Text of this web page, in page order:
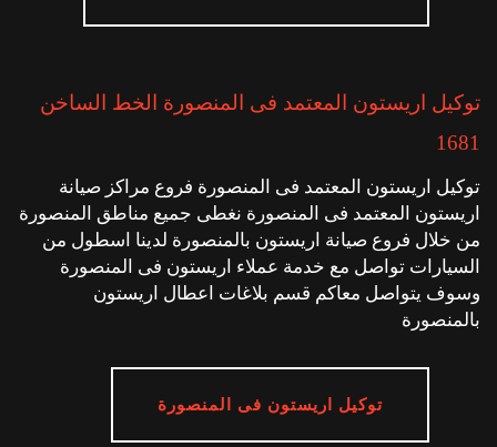
توكيل اريستون المعتمد فى المنصورة الخط الساخن
1681
توكيل اريستون المعتمد فى المنصورة فروع مراكز صيانة
اريستون المعتمد فى المنصورة نغطى جميع مناطق المنصورة
من خلال فروع صيانة اريستون بالمنصورة لدينا اسطول من
السيارات تواصل مع خدمة عملاء اريستون فى المنصورة
وسوف يتواصل معاكم قسم بلاغات اعطال اريستون
بالمنصورة
توكيل اريستون فى المنصورة